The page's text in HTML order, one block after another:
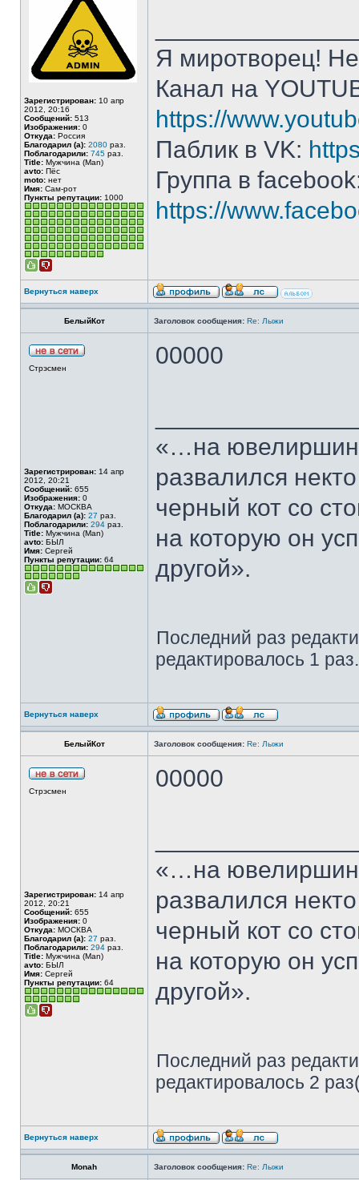
Зарегистрирован: 10 апр
2012, 20:16
Сообщений: 513
Изображения: 0
Откуда: Россия
Благодарил (а): 2080 раз.
Поблагодарили: 745 раз.
Title: Мужчина (Man)
avto: Пёс
moto: нет
Имя: Сам-рот
Пункты репутации: 1000
Я миротворец!
Канал на
https://
Паблик в VK:
Группа в
https://
Вернуться наверх
БелыйКот Заголовок сообщения: Re: Лыжи
Стрэсмен
Зарегистрирован: 14 апр
2012, 20:21
Сообщений: 655
Изображения: 0
Откуда: МОСКВА
Благодарил (а): 27 раз.
Поблагодарили: 294 раз.
Title: Мужчина (Man)
avto: БЫЛ
Имя: Сергей
Пункты репутации: 64
00000
«…на
развалился
черный кот со
на которую он
другой».
Последний раз
редактировалось 1 раз.
Вернуться наверх
БелыйКот Заголовок сообщения: Re: Лыжи
Стрэсмен
Зарегистрирован: 14 апр
2012, 20:21
Сообщений: 655
Изображения: 0
Откуда: МОСКВА
Благодарил (а): 27 раз.
Поблагодарили: 294 раз.
Title: Мужчина (Man)
avto: БЫЛ
Имя: Сергей
Пункты репутации: 64
00000
«…на
развалился
черный кот со
на которую он
другой».
Последний раз
редактировалось 2
Вернуться наверх
Monah Заголовок сообщения: Re: Лыжи